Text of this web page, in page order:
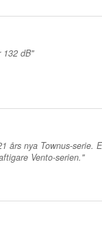
132 dB"
års nya Townus-serie.
Vento-serien."